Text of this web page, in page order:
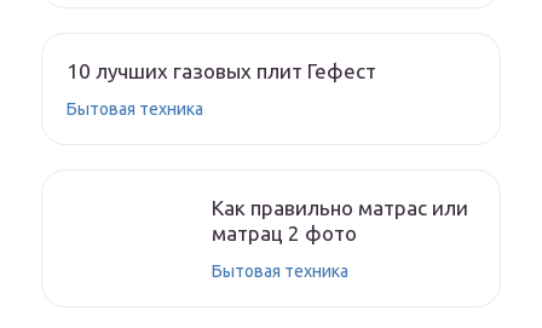
10 лучших газовых плит Гефест
Бытовая техника
Как правильно матрас или
матрац 2 фото
Бытовая техника